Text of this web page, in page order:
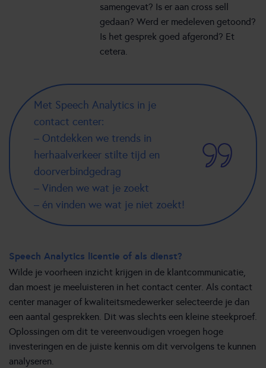
samengevat? Is er aan cross sell
gedaan? Werd er medeleven getoond?
Is het gesprek goed afgerond? Et
cetera.
Met Speech Analytics in je
contact center:
– Ontdekken we trends in
herhaalverkeer stilte tijd en
doorverbindgedrag
– Vinden we wat je zoekt
– én vinden we wat je niet zoekt!
Speech Analytics licentie of als dienst?
Wilde je voorheen inzicht krijgen in de klantcommunicatie,
dan moest je meeluisteren in het contact center. Als contact
center manager of kwaliteitsmedewerker selecteerde je dan
een aantal gesprekken. Dit was slechts een kleine steekproef.
Oplossingen om dit te vereenvoudigen vroegen hoge
investeringen en de juiste kennis om dit vervolgens te kunnen
analyseren.